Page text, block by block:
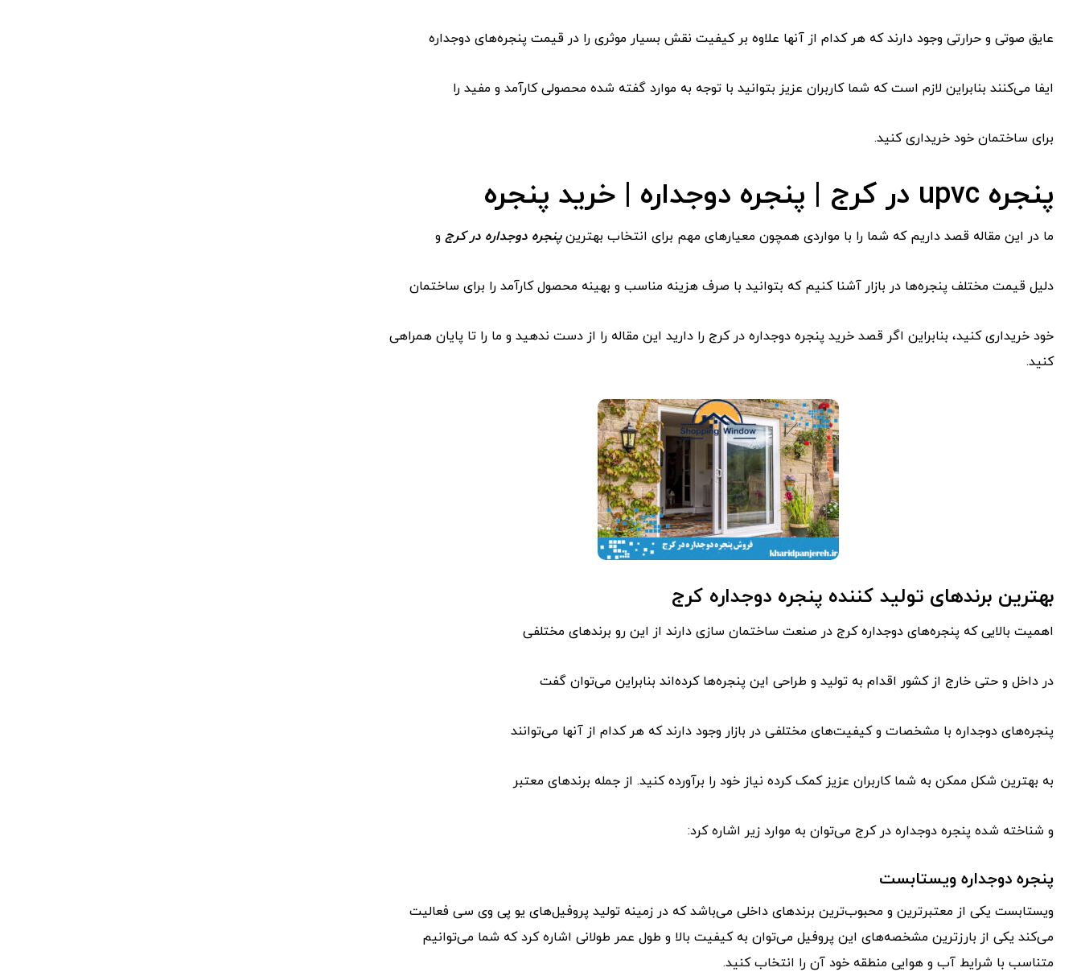
عایق صوتی و حرارتی وجود دارند که هر کدام از آنها علاوه بر کیفیت نقش بسیار موثری را در قیمت پنجره‌های دوجداره
ایفا می‌کنند بنابراین لازم است که شما کاربران عزیز بتوانید با توجه به موارد گفته شده محصولی کارآمد و مفید را
برای ساختمان خود خریداری کنید.
پنجره upvc در کرج | پنجره دوجداره | خرید پنجره
ما در این مقاله قصد داریم که شما را با مواردی همچون معیارهای مهم برای انتخاب بهترینپنجره دوجداره در کرجو
دلیل قیمت مختلف پنجره‌ها در بازار آشنا کنیم که بتوانید با صرف هزینه مناسب و بهینه محصول کارآمد را برای ساختمان
خود خریداری کنید، بنابراین اگر قصد خرید پنجره دوجداره در کرج را دارید این مقاله را از دست ندهید و ما را تا پایان همراهی
کنید.
بهترین برندهای تولید کننده پنجره دوجداره کرج
اهمیت بالایی که پنجره‌های دوجداره کرج در صنعت ساختمان سازی دارند از این رو برندهای مختلفی
در داخل و حتی خارج از کشور اقدام به تولید و طراحی این پنجره‌ها کرده‌اند بنابراین می‌توان گفت
پنجره‌های دوجداره با مشخصات و کیفیت‌های مختلفی در بازار وجود دارند که هر کدام از آنها می‌توانند
به بهترین شکل ممکن به شما کاربران عزیز کمک کرده نیاز خود را برآورده کنید. از جمله برندهای معتبر
و شناخته شده پنجره دوجداره در کرج می‌توان به موارد زیر اشاره کرد:
پنجره دوجداره ویستابست
ویستابست یکی از معتبرترین و محبوب‌ترین برندهای داخلی می‌باشد که در زمینه تولید پروفیل‌های یو پی وی سی فعالیت
می‌کند یکی از بارزترین مشخصه‌های این پروفیل می‌توان به کیفیت بالا و طول عمر طولانی اشاره کرد که شما می‌توانیم
متناسب با شرایط آب و هوایی منطقه خود آن را انتخاب کنید.